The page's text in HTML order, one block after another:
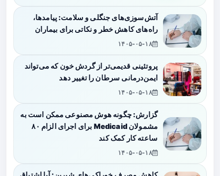
آتش‌سوزی‌های جنگلی و سلامت: پیامدها،
راه‌های کاهش خطر و نکاتی برای بیماران
۱۴۰۵-۰۵-۱۸
پروتئینی قدیمی‌تر از گردش خون که می‌تواند
ایمن‌درمانی سرطان را تغییر دهد
۱۴۰۵-۰۵-۱۸
گزارش: چگونه هوش مصنوعی ممکن است به
مشمولان Medicaid برای اجرای الزام ۸۰
ساعته کار کمک کند
۱۴۰۵-۰۵-۱۸